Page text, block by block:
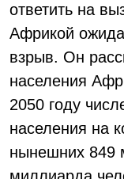
ответить на
Африкой
взрыв. Он
населения
2050 году
населения на
нынешних 849